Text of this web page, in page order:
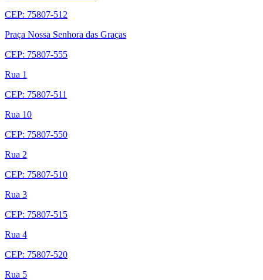
CEP: 75807-512
Praça Nossa Senhora das Graças
CEP: 75807-555
Rua 1
CEP: 75807-511
Rua 10
CEP: 75807-550
Rua 2
CEP: 75807-510
Rua 3
CEP: 75807-515
Rua 4
CEP: 75807-520
Rua 5